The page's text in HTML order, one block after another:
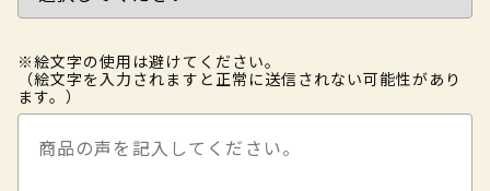
※絵文字の使用は避けてください。
（絵文字を入力されますと正常に送信されない可能性があり
ます。）